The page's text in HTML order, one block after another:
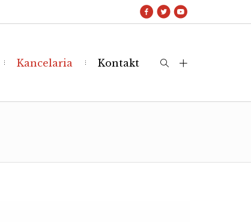
Kancelaria Kontakt